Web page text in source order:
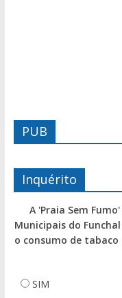
PUB
Inquérito
A 'Praia Sem
Municipais do
o consumo de
SIM